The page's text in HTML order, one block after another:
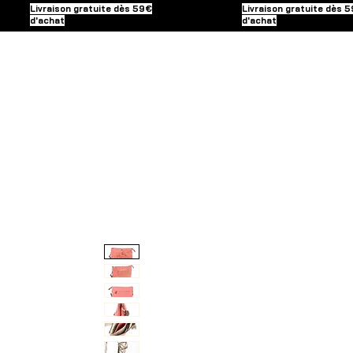
Livraison gratuite dès 59€
d'achat
Livraison gratuite dès
d'achat